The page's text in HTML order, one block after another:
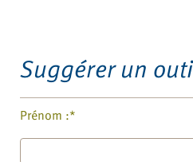
Suggérer un
Prénom :*